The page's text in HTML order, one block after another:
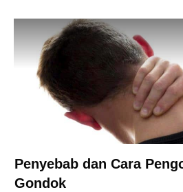
Penyebab dan Cara
Gondok